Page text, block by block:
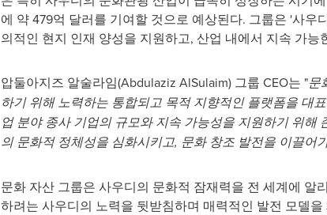
에 약 479억 달러를 기여할 것으로 예상된다. 그룹은 '사
의적인 현지 인재 양성을 지원하고, 산업 내에서 지속 가
압둘아지즈 알술라임(Abdulaziz AlSulaim) 그룹 CEO는 "문
하기 위해 노력하는 통합되고 목적 지향적인 플랫폼을 대
업 분야 종사 기업의 규모와 지속 가능성을 지원하기 위해
의 문화적 정체성을 심화시키고, 문화 창조 발전을 이끌어
문화 자산 그룹은 사우디의 문화적 잠재력을 전 세계에
하려는 사우디의 노력을 뒷받침하며 매력적인 발전 모델